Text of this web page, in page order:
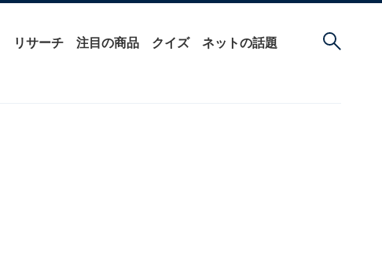
リサーチ 注目の商品 クイズ ネットの話題